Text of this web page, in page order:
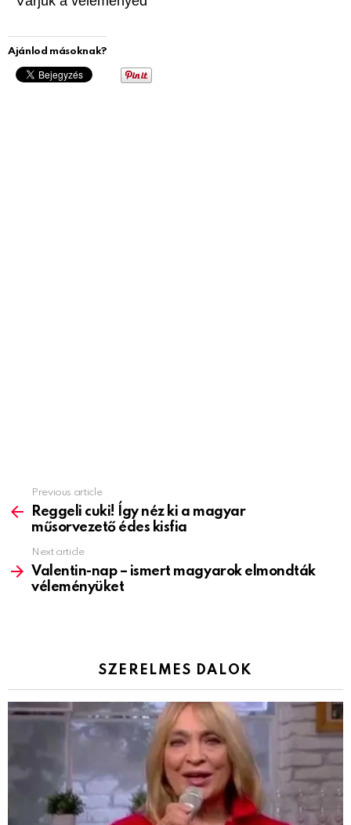
Ajánlod másoknak?
more
Previous article
Reggeli cuki! Így néz ki a magyar
műsorvezető édes kisfia
Next article
Valentin-nap – ismert magyarok elmondták
véleményüket
SZERELMES DALOK